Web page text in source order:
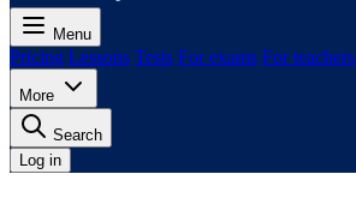
Menu
Pricing Lessons Tests For exams For teachers
More
Search
Log in